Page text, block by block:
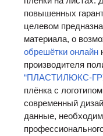
повышенных
целевом
материала, о
обрешётки онлайн
производителя
“ПЛАСТИЛЮКС-
плёнка с
современный
данные,